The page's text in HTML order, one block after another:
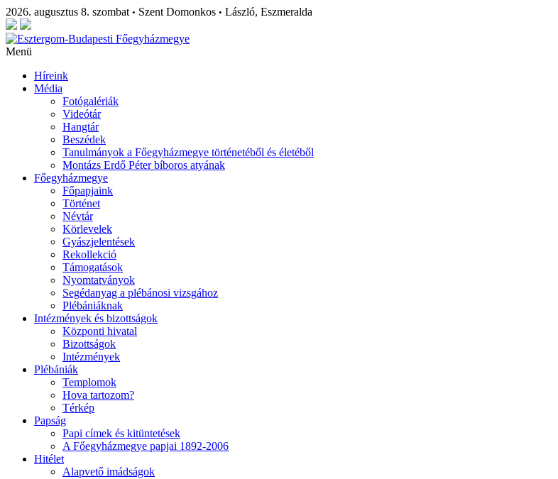
2026. augusztus 8. szombat • Szent Domonkos • László, Eszmeralda
Menü
Híreink
Média
Fotógalériák
Videótár
Hangtár
Beszédek
Tanulmányok a Főegyházmegye történetéből és életéből
Montázs Erdő Péter bíboros atyának
Főegyházmegye
Főpapjaink
Történet
Névtár
Körlevelek
Gyászjelentések
Rekollekció
Támogatások
Nyomtatványok
Segédanyag a plébánosi vizsgához
Plébániáknak
Intézmények és bizottságok
Központi hivatal
Bizottságok
Intézmények
Plébániák
Templomok
Hova tartozom?
Térkép
Papság
Papi címek és kitüntetések
A Főegyházmegye papjai 1892-2006
Hitélet
Alapvető imádságok